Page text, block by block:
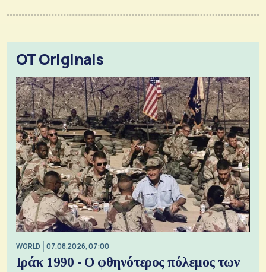
OT Originals
WORLD 07.08.2026, 07:00
Ιράκ 1990 - Ο φθηνότερος πόλεμος των